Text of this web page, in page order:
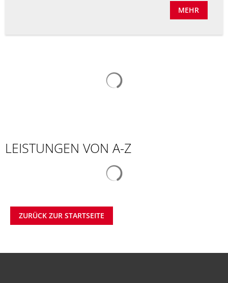
MEHR
LEISTUNGEN VON A-Z
ZURÜCK ZUR STARTSEITE